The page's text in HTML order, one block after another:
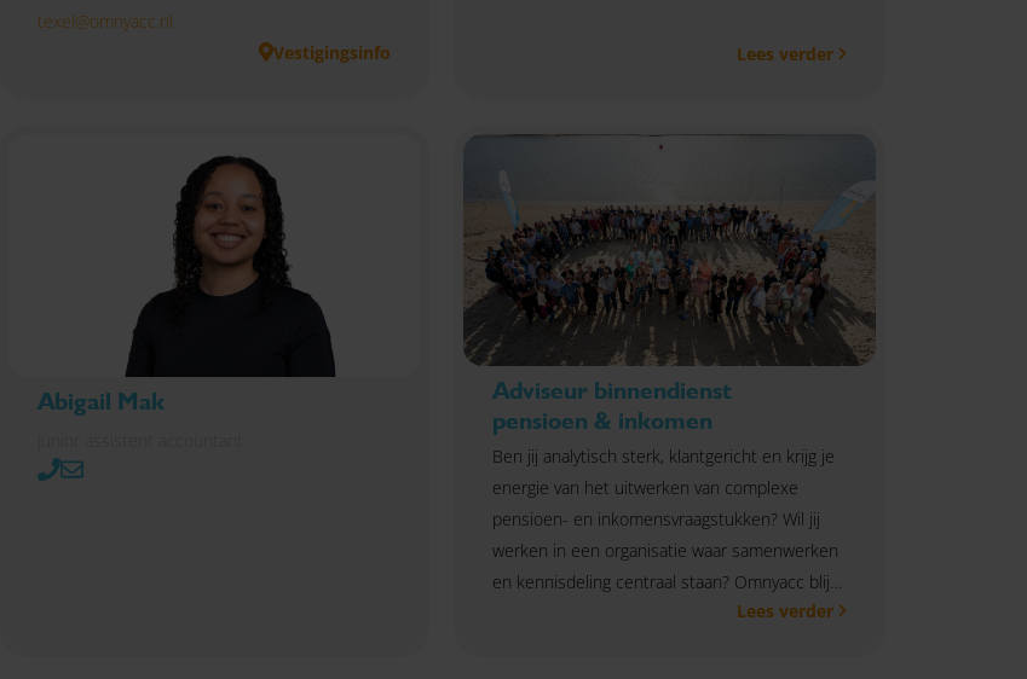
texel@omnyacc.nl
Vestigingsinfo
Lees verder
Abigail Mak
Adviseur binnendienst
pensioen & inkomen
Ben jij analytisch sterk, klantgericht en krijg je
energie van het uitwerken van complexe
pensioen- en inkomensvraagstukken? Wil jij
werken in een organisatie waar samenwerken
en kennisdeling centraal staan? Omnyacc blijft
groeien en daarom zijn wij op zoek naar een
Lees verder